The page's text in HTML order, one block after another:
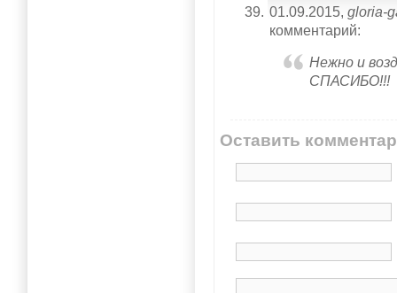
01.09.2015,gloria-
комментарий:
Нежно и
СПАСИБО!!!
Оставить